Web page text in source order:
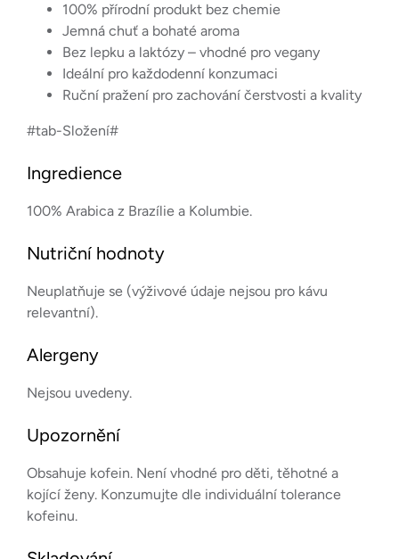
100% přírodní produkt bez chemie
Jemná chuť a bohaté aroma
Bez lepku a laktózy – vhodné pro vegany
Ideální pro každodenní konzumaci
Ruční pražení pro zachování čerstvosti a kvality
#tab-Složení#
Ingredience
100% Arabica z Brazílie a Kolumbie.
Nutriční hodnoty
Neuplatňuje se (výživové údaje nejsou pro kávu
relevantní).
Alergeny
Nejsou uvedeny.
Upozornění
Obsahuje kofein. Není vhodné pro děti, těhotné a
kojící ženy. Konzumujte dle individuální tolerance
kofeinu.